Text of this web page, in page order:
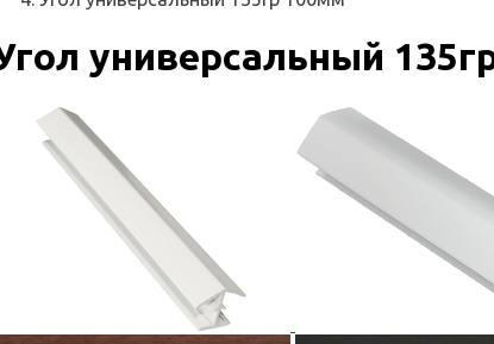
универсальный